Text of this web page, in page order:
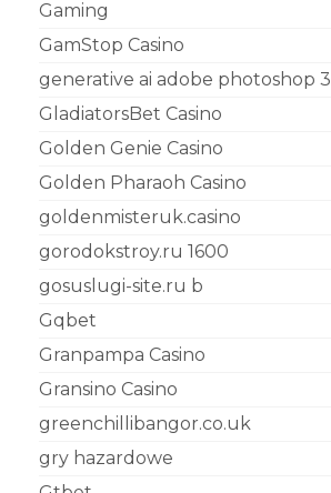
Gaming
GamStop Casino
generative ai adobe photoshop 3
GladiatorsBet Casino
Golden Genie Casino
Golden Pharaoh Casino
goldenmisteruk.casino
gorodokstroy.ru 1600
gosuslugi-site.ru b
Gqbet
Granpampa Casino
Gransino Casino
greenchillibangor.co.uk
gry hazardowe